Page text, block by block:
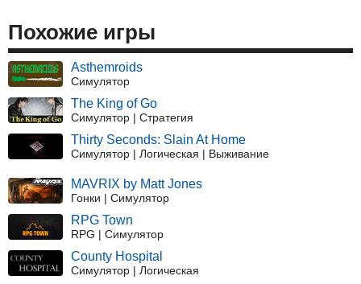
Похожие игры
Asthemroids
Симулятор
The King of Go
Симулятор | Стратегия
Thirty Seconds: Slain At Home
Симулятор | Логическая | Выживание
MAVRIX by Matt Jones
Гонки | Симулятор
RPG Town
RPG | Симулятор
County Hospital
Симулятор | Логическая